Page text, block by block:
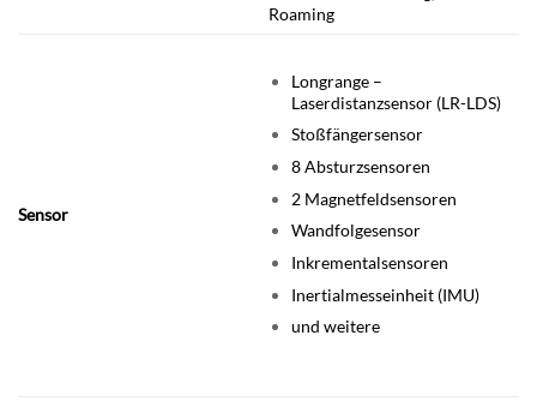
Roaming
Sensor
Longrange –
Laserdistanzsensor (LR-LDS)
Stoßfängersensor
8 Absturzsensoren
2 Magnetfeldsensoren
Wandfolgesensor
Inkrementalsensoren
Inertialmesseinheit (IMU)
und weitere